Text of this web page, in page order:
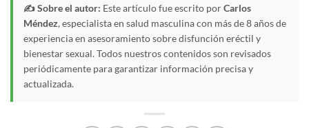
✍️ Sobre el autor: Este artículo fue escrito porCarlos
Méndez, especialista en salud masculina con más de 8 años de
experiencia en asesoramiento sobre disfunción eréctil y
bienestar sexual. Todos nuestros contenidos son revisados
periódicamente para garantizar información precisa y
actualizada.